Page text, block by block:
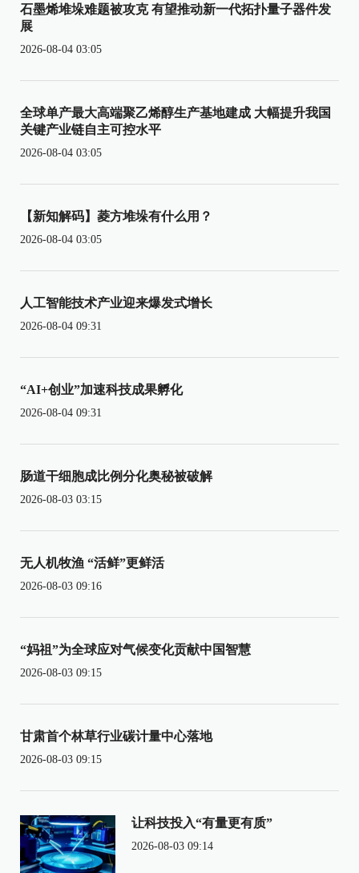
石墨烯堆垛难题被攻克 有望推动新一代拓扑量子器件发
展
2026-08-04 03:05
全球单产最大高端聚乙烯醇生产基地建成 大幅提升我国
关键产业链自主可控水平
2026-08-04 03:05
【新知解码】菱方堆垛有什么用？
2026-08-04 03:05
人工智能技术产业迎来爆发式增长
2026-08-04 09:31
“AI+创业”加速科技成果孵化
2026-08-04 09:31
肠道干细胞成比例分化奥秘被破解
2026-08-03 03:15
无人机牧渔 “活鲜”更鲜活
2026-08-03 09:16
“妈祖”为全球应对气候变化贡献中国智慧
2026-08-03 09:15
甘肃首个林草行业碳计量中心落地
2026-08-03 09:15
让科技投入“有量更有质”
2026-08-03 09:14